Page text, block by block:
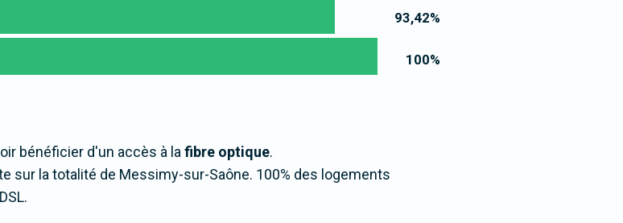
93,42%
100%
bénéficier d'un accès à lafibre optique.
sur la totalité de Messimy-sur-Saône. 100% des logements